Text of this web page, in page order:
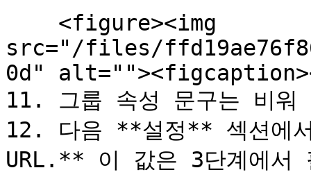
src="/files/
0d"
11. 그룹 속성 문구는 비
12. 다음 **설정** 섹션에
URL.** 이 값은 3단계에서